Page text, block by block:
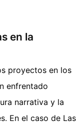
en la
proyectos en los
enfrentado
narrativa y la
En el caso de Las